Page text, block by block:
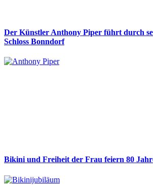
Der Künstler Anthony Piper führt durch
Schloss Bonndorf
Bikini und Freiheit der Frau feiern 80